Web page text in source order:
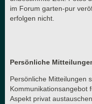
im Forum garten-pur
erfolgen nicht.
Persönliche
Persönliche Mitteilungen
Kommunikationsangebot
Aspekt privat